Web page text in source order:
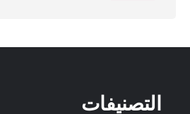
التصنيفات